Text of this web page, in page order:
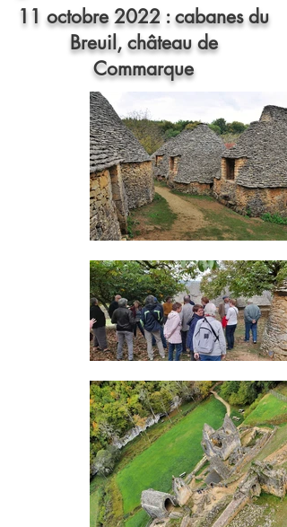
11 octobre 2022 : cabanes du
Breuil, château de
Commarque